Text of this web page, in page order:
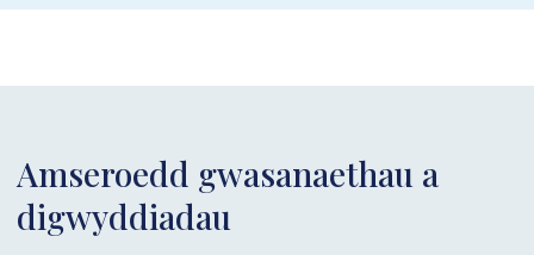
Amseroedd gwasanaethau a
digwyddiadau